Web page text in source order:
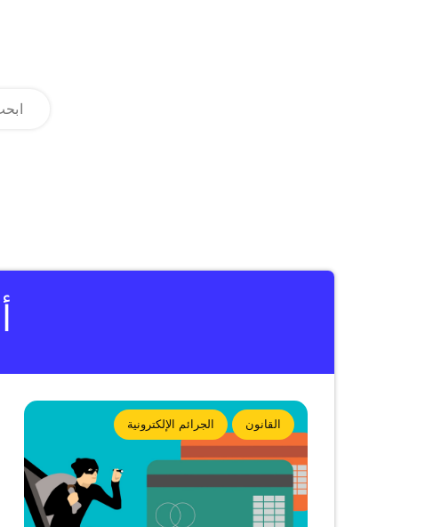
القانون الجرائم الإلكترونية